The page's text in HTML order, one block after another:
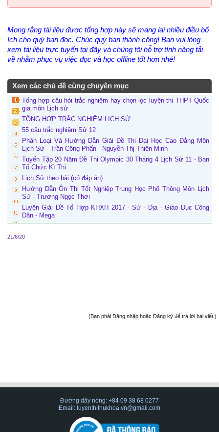
Mong rằng tài liệu được tổng hợp này sẽ mang lại nhiều điều bổ
ích cho quý bạn đọc. Chúc quý bạn thành công! Bạn vui lòng
xem tài liệu trực tuyến tại đây và chúng tôi hỗ trợ tính năng tải
về nhằm phục vụ việc đọc và học offline tốt hơn nhé!
Xem các chủ đề cùng chuyên mục
Tổng hợp câu hỏi trắc nghiệm hay chọn lọc luyện thi THPT Quốc
gia môn Lịch sử
TỔNG HỢP TRẮC NGHIỆM LỊCH SỬ
55 câu trắc nghiệm Sử 12
Phân Loại Và Hướng Dẫn Giải Đề Thi Đại Học Cao Đẳng Môn
Lịch Sử - Trần Công Phấn - Nguyễn Thị Thiên Minh
Tuyển Tập 20 Năm Đề Thi Olympic 30 Tháng 4 Lịch Sử 11 - Ban
Tổ Chức Kì Thi
Lịch Sử theo bài (có đáp án)
Hướng Dẫn Ôn Thi Tốt Nghiệp Trung Học Phổ Thông Môn Lịch
Sử - Trương Ngọc Thơi
Luyện Giải Đề Tổ Hợp KHXH 2017 - Sử - Địa - Giáo Dục Công
Dân - Mega
21/6/20
(Bạn phải Đăng nhập hoặc Đăng ký để trả lời bài viết.)
Đường dây nóng: +84 09 38 68 0277
Email: luyenthithukhoa.vn@gmail.com